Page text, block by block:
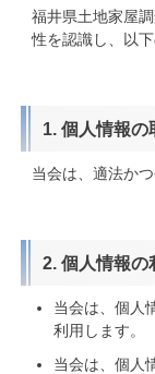
福井県土地家屋
性を認識し、以
1. 個人情報の
当会は、適法か
2. 個人情報の
当会は、個人
利用します。
当会は、個人